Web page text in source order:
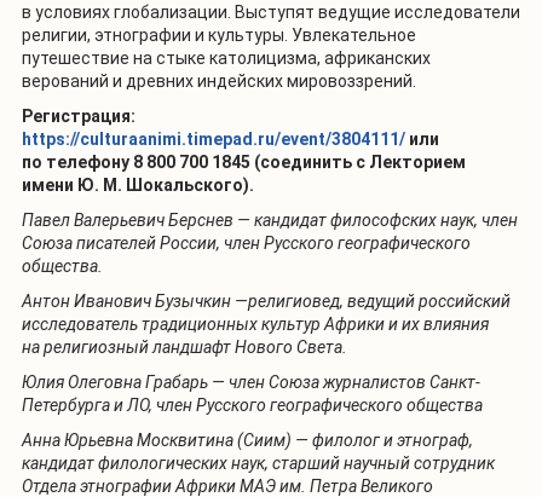
в условиях глобализации. Выступят ведущие исследователи
религии, этнографии и культуры. Увлекательное
путешествие на стыке католицизма, африканских
верований и древних индейских мировоззрений.
Регистрация:
https://culturaanimi.timepad.ru/event/3804111/ или
по телефону 8 800 700 1845 (соединить с Лекторием
имени Ю. М. Шокальского).
Павел Валерьевич Берснев — кандидат философских наук, член
Союза писателей России, член Русского географического
общества.
Антон Иванович Бузычкин —религиовед, ведущий российский
исследователь традиционных культур Африки и их влияния
на религиозный ландшафт Нового Света.
Юлия Олеговна Грабарь — член Союза журналистов Санкт-
Петербурга и ЛО, член Русского географического общества
Анна Юрьевна Москвитина (Сиим) — филолог и этнограф,
кандидат филологических наук, старший научный сотрудник
Отдела этнографии Африки МАЭ им. Петра Великого